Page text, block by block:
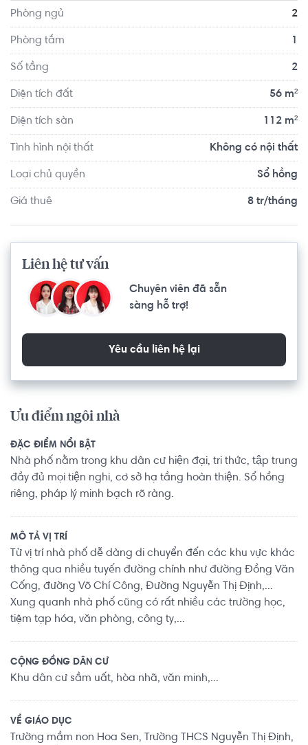
Xung quanh nhà phố cũng có rất nhiều các trường học,
Phòng ngủ 2
Phòng tắm 1
Số tầng 2
Diện tích đất 56 m²
Diện tích sàn 112 m²
Tình hình nội thất Không có nội thất
Loại chủ quyền Sổ hồng
Giá thuê 8 tr/tháng
Liên hệ tư vấn
Chuyên viên đã sẵn
sàng hỗ trợ!
Yêu cầu liên hệ lại
Ưu điểm ngôi nhà
ĐẶC ĐIỂM NỔI BẬT
Nhà phố nằm trong khu dân cư hiện đại, tri thức, tập trung
đầy đủ mọi tiện nghi, cơ sở hạ tầng hoàn thiện. Sổ hồng
riêng, pháp lý minh bạch rõ ràng.
MÔ TẢ VỊ TRÍ
Từ vị trí nhà phố dễ dàng di chuyển đến các khu vực khác
thông qua nhiều tuyến đường chính như đường Đồng Văn
Cống, đường Võ Chí Công, Đường Nguyễn Thị Định,...
Xung quanh nhà phố cũng có rất nhiều các trường học,
tiệm tạp hóa, văn phòng, công ty,...
CỘNG ĐỒNG DÂN CƯ
Khu dân cư sầm uất, hòa nhã, văn minh,...
VỀ GIÁO DỤC
Trường mầm non Hoa Sen, Trường THCS Nguyễn Thị Định,